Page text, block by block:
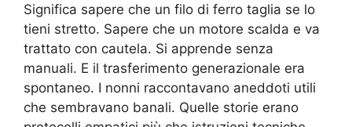
Significa sapere che un filo di ferro taglia se lo
tieni stretto. Sapere che un motore scalda e va
trattato con cautela. Si apprende senza
manuali. E il trasferimento generazionale era
spontaneo. I nonni raccontavano aneddoti utili
che sembravano banali. Quelle storie erano